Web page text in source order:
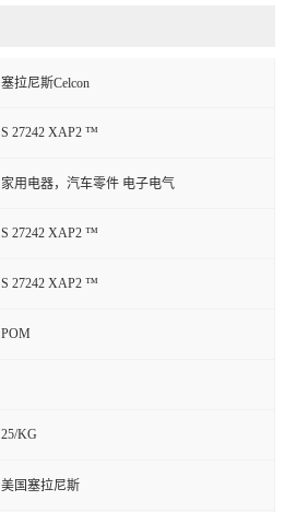
塞拉尼斯Celcon
S 27242 XAP2 ™
家用电器，汽车零件 电子电气
S 27242 XAP2 ™
S 27242 XAP2 ™
POM
25/KG
美国塞拉尼斯